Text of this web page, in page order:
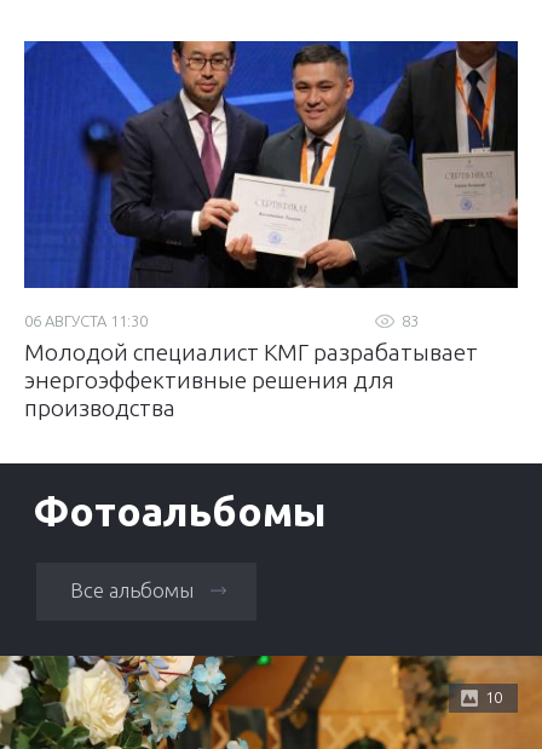
83
06 АВГУСТА 11:30
Молодой специалист КМГ разрабатывает
энергоэффективные решения для
производства
Фотоальбомы
Все альбомы
10